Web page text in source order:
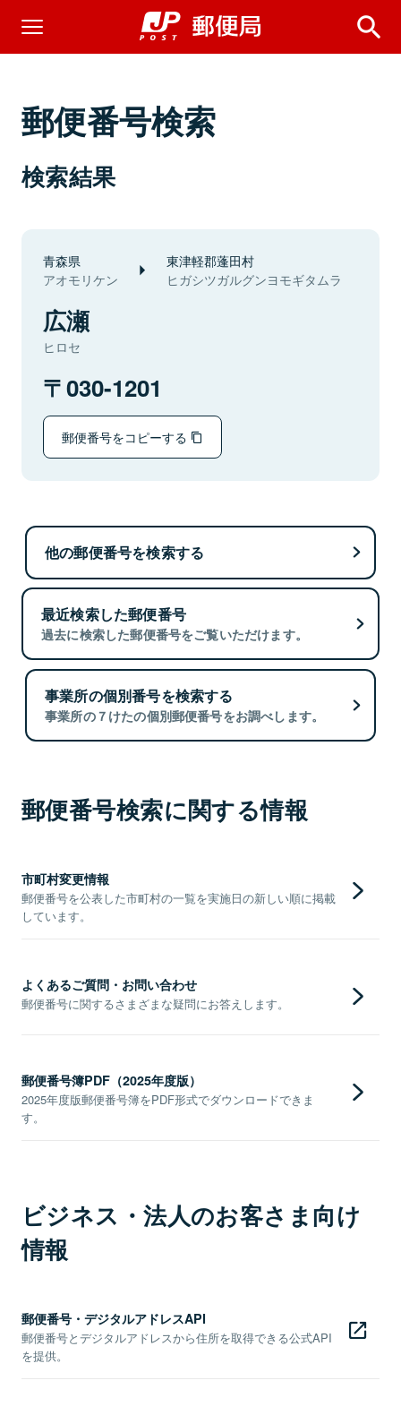
郵便番号検索
検索結果
青森県
アオモリケン
東津軽郡蓬田村
ヒガシツガルグンヨモギタムラ
広瀬
ヒロセ
030-1201
郵便番号をコピーする
他の郵便番号を検索する
最近検索した郵便番号
過去に検索した郵便番号をご覧いただけます。
事業所の個別番号を検索する
事業所の７けたの個別郵便番号をお調べします。
郵便番号検索に関する情報
市町村変更情報
郵便番号を公表した市町村の一覧を実施日の新しい順に掲載
しています。
よくあるご質問・お問い合わせ
郵便番号に関するさまざまな疑問にお答えします。
郵便番号簿PDF（2025年度版）
2025年度版郵便番号簿をPDF形式でダウンロードできま
す。
ビジネス・法人のお客さま向け
情報
郵便番号・デジタルアドレスAPI
郵便番号とデジタルアドレスから住所を取得できる公式API
を提供。